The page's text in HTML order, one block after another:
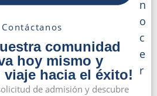
Contáctanos
comunidad
hoy mismo y
viaje hacia el éxito!
de admisión y descubre
n
o
c
e
r